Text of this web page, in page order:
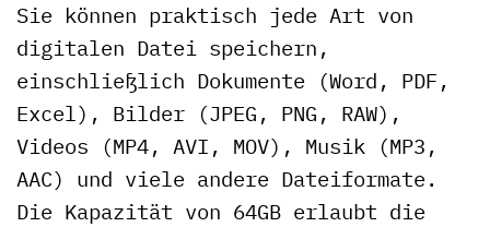
Sie können praktisch jede Art von
digitalen Datei speichern,
einschließlich Dokumente (Word, PDF,
Excel), Bilder (JPEG, PNG, RAW),
Videos (MP4, AVI, MOV), Musik (MP3,
AAC) und viele andere Dateiformate.
Die Kapazität von 64GB erlaubt die